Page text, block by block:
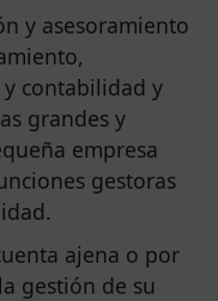
y asesoramiento
contabilidad y
grandes y
empresa
gestoras
ajena o por
gestión de su